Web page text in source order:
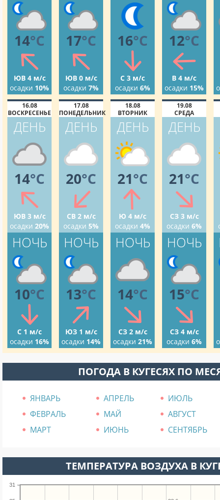
14°C
ЮВ 4 м/с
осадки 10%
17°C
ЮВ 0 м/с
осадки 7%
16°C
С 3 м/с
осадки 6%
12°C
В 4 м/с
осадки 15%
16.08
ВОСКРЕСЕНЬЕ
ДЕНЬ
14°C
ЮВ 3 м/с
осадки 20%
НОЧЬ
10°C
С 1 м/с
осадки 16%
17.08
ПОНЕДЕЛЬНИК
ДЕНЬ
20°C
СВ 2 м/с
осадки 5%
НОЧЬ
13°C
ЮЗ 1 м/с
осадки 14%
18.08
ВТОРНИК
ДЕНЬ
21°C
Ю 4 м/с
осадки 4%
НОЧЬ
14°C
СЗ 2 м/с
осадки 21%
19.08
СРЕДА
ДЕНЬ
21°C
СЗ 3 м/с
осадки 6%
НОЧЬ
15°C
СЗ 4 м/с
осадки 6%
ПОГОДА В КУГЕСЯХ ПО
ЯНВАРЬ АПРЕЛЬ
ИЮЛЬ
ФЕВРАЛЬ
МАЙ
АВГУСТ
МАРТ
ИЮНЬ СЕНТЯБРЬ
ТЕМПЕРАТУРА ВОЗДУХА В
31